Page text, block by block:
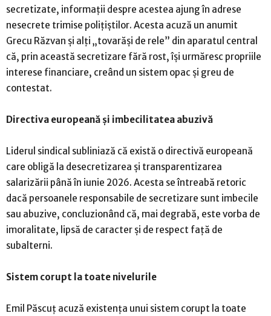
secretizate, informații despre acestea ajung în adrese
nesecrete trimise polițiștilor. Acesta acuză un anumit
Grecu Răzvan și alți „tovarăși de rele” din aparatul central
că, prin această secretizare fără rost, își urmăresc propriile
interese financiare, creând un sistem opac și greu de
contestat.
Directiva europeană și imbecilitatea abuzivă
Liderul sindical subliniază că există o directivă europeană
care obligă la desecretizarea și transparentizarea
salarizării până în iunie 2026. Acesta se întreabă retoric
dacă persoanele responsabile de secretizare sunt imbecile
sau abuzive, concluzionând că, mai degrabă, este vorba de
imoralitate, lipsă de caracter și de respect față de
subalterni.
Sistem corupt la toate nivelurile
Emil Păscuț acuză existența unui sistem corupt la toate